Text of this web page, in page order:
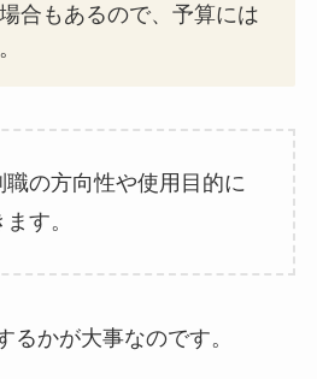
合もあるので、予算には
の方向性や使用目的に
す。
るかが大事なのです。